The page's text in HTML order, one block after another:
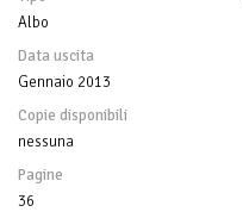
Albo
Data uscita
Gennaio 2013
Copie disponibili
nessuna
Pagine
36